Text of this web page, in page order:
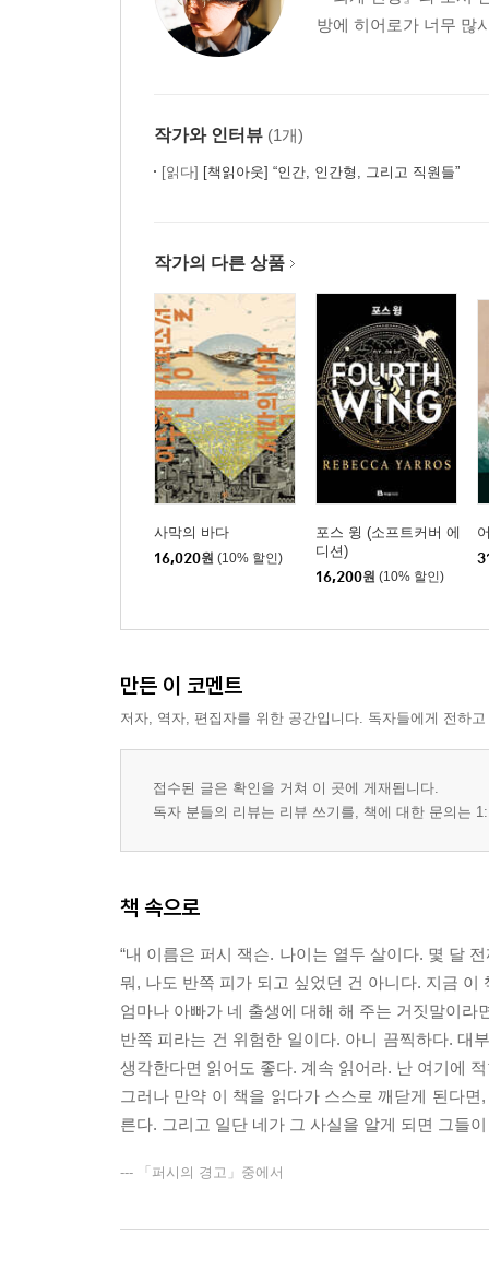
방에 히어로가 너무 많
작가와 인터뷰 (1개)
[읽다] [책읽아웃] “인간, 인간형, 그리고 직원들”
작가의 다른 상품
사막의 바다
16,020원 (10% 할인)
포스 윙 (소프트커버 에
디션)
16,200원 (10% 할인)
만든 이 코멘트
저자, 역자, 편집자를 위한 공간입니다. 독자들에게 전하
접수된 글은 확인을 거쳐 이 곳에 게재됩니다.
독자 분들의 리뷰는 리뷰 쓰기를, 책에 대한 문의는
책 속으로
“내 이름은 퍼시 잭슨. 나이는 열두 살이다. 몇 달
뭐, 나도 반쪽 피가 되고 싶었던 건 아니다. 지금
엄마나 아빠가 네 출생에 대해 해 주는 거짓말이
반쪽 피라는 건 위험한 일이다. 아니 끔찍하다. 대
생각한다면 읽어도 좋다. 계속 읽어라. 난 여기에
그러나 만약 이 책을 읽다가 스스로 깨닫게 된다
른다. 그리고 일단 네가 그 사실을 알게 되면 그들
--- 「퍼시의 경고」중에서